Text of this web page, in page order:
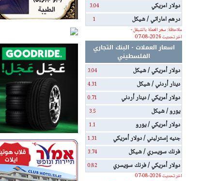
دولار امريكي 3.04
درهم اماراتي / شيكل
1
ملاحظة: سعر العملة بالشيقل -
اخر تحديث 2026-08-07
اسعار العملات - البنك التجاري
الفلسطيني
دولار أمريكي / شيكل
3.04
دينار أردني / شيكل 4.31
دولار أمريكي / دينار أردني 0.71
يورو / شيكل 3.5
دولار أمريكي / يورو 1.1
جنيه إسترليني / دولار أمريكي 1.31
فرنك سويسري / شيكل 3.74
دولار أمريكي / فرنك سويسري
0.82
اخر تحديث 2026-08-07